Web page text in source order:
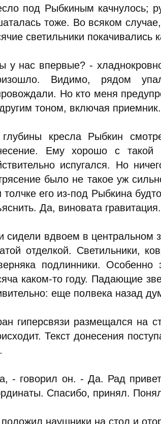
под Рыбкиным качнулось;
тоже. Во всяком
светильники покачивались
у нас впервые? -
Видимо, рядом
Но кто меня
тоном, включая приемник.
кресла Рыбкин
Ему хорошо с такой
испугался. Но
было не такое уж
толчке его из-под Рыбкина
Да, виновата гравитация.
сидели вдвоем в центральном
отделкой. Светильники,
подлинники.
каком-то году. Падающие
еще полвека назад
гиперсвязи размещался на
Текст донесения
- говорил он. - Да. Рад
Спасибо, принял.
наушники на стол и